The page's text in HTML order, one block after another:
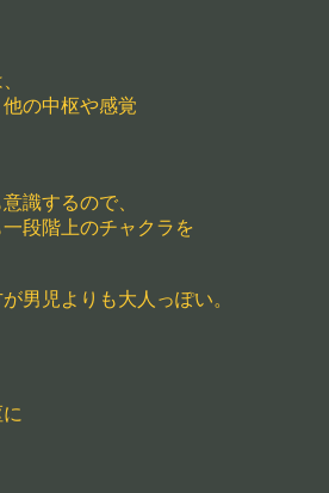
の中枢や感覚
識するので、
段階上のチャクラを
男児よりも大人っぽい。